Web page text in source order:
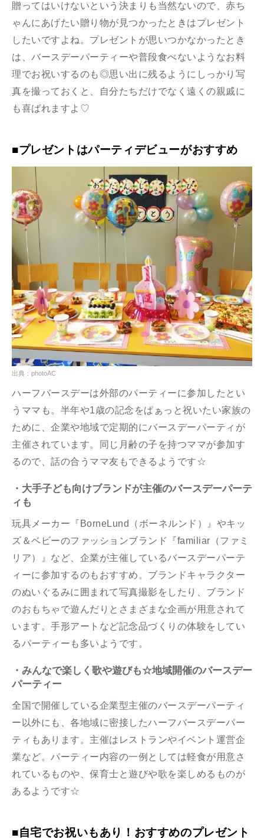
贈ってはいけないという決まりも当然ないので、赤ち
ゃんにあげたい贈り物が見つかったときはプレゼント
したいですよね。プレゼントが思いつかなかったとき
は、バースデーパーティーや普段食べないようなお料
理でお祝いするのも◎思い出に残るようにしっかり写
真を撮っておくと、自分たちだけでなく遠くの親戚に
も喜ばれますよ♡
■プレゼントはパーティデビューがおすすめ
出典：photoAC
ハーフバースデーは外部のパーティーに参加したとい
うママも。半年や1歳の記念をぱぁっと祝いたい家族の
ために、企業や地域で定期的にバースデーパーティが
主催されています。同じ月齢の子を持つママが参加す
るので、話の合うママ友もできるようです☆
・大手子ども向けブランドが主催のバースデーパーテ
ィも
玩具メーカー『BorneLund（ボーネルンド）』やキッ
ズ＆ベビーのファッションブランド『familiar（ファミ
リア）』など、企業が主催しているバースデーパーテ
ィーに参加するのもおすすめ。ブランドキャラクター
のぬいぐるみに囲まれて写真撮影をしたり、ブランド
のおもちゃで遊んだりとさまざまな企画が用意されて
います。手形アートなど記念品づくりの体験をしてい
るパーティーも多いようです。
・みんなで楽しく歌や遊びも☆地域開催のバースデー
パーティー
全国で開催している企業型主催のバースデーパーティ
ー以外にも、各地域に密接したハーフバースデーパー
ティもあります。主催はレストランやイベント運営企
業など。パーティー内容の一例としては軽食が用意さ
れているものや、保育士と遊びや歌を楽しめるものが
あるようです☆
■自宅でお祝いもあり！おすすめのプレゼント